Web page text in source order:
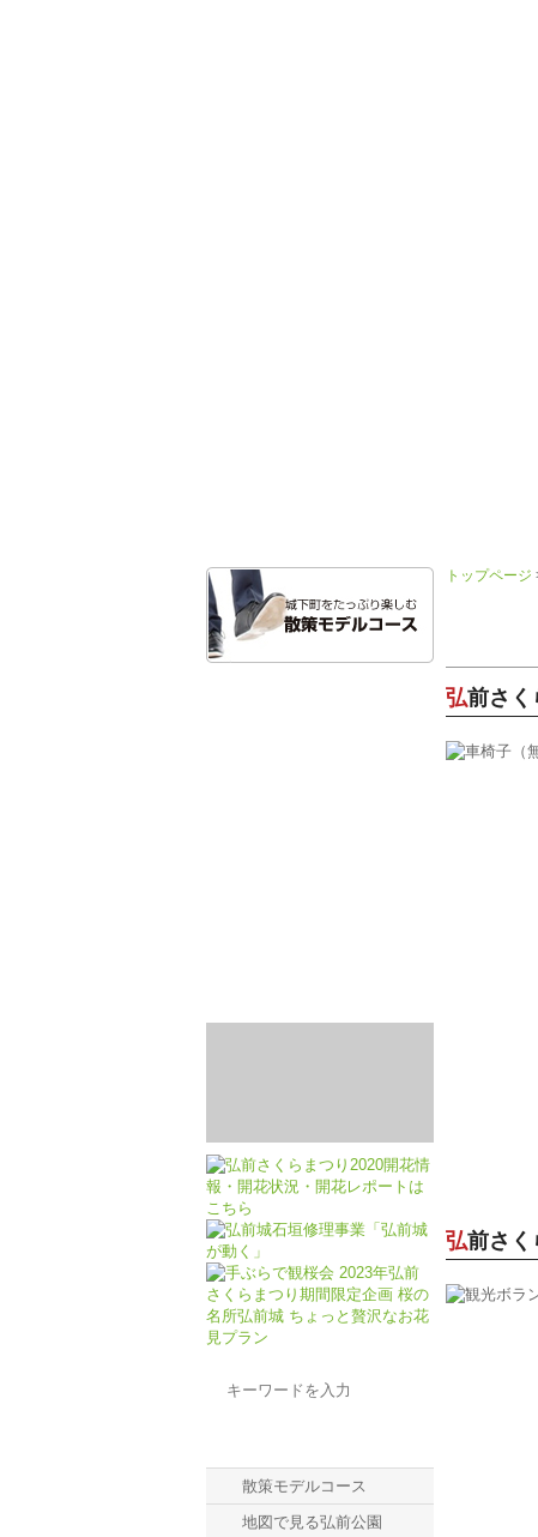
トップページ
弘前さ
弘前さ
散策モデルコース
地図で見る弘前公園